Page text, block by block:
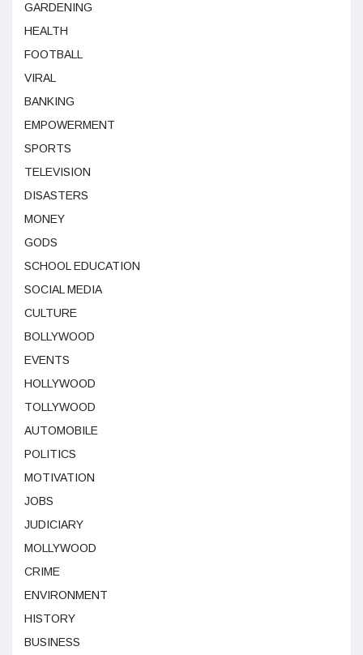
GARDENING
HEALTH
FOOTBALL
VIRAL
BANKING
EMPOWERMENT
SPORTS
TELEVISION
DISASTERS
MONEY
GODS
SCHOOL EDUCATION
SOCIAL MEDIA
CULTURE
BOLLYWOOD
EVENTS
HOLLYWOOD
TOLLYWOOD
AUTOMOBILE
POLITICS
MOTIVATION
JOBS
JUDICIARY
MOLLYWOOD
CRIME
ENVIRONMENT
HISTORY
BUSINESS